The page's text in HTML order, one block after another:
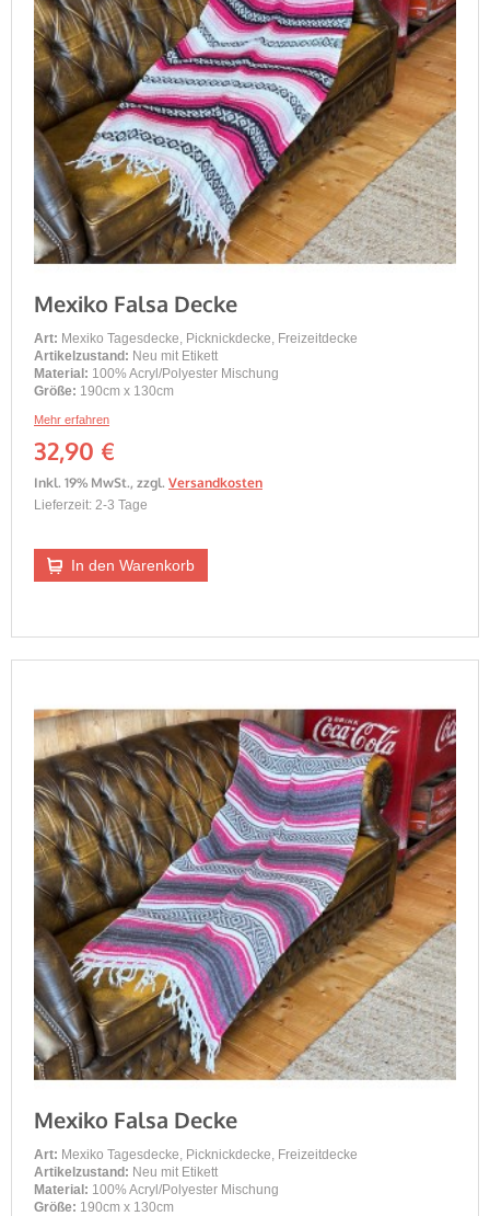
Mexiko Falsa Decke
Art: Mexiko Tagesdecke, Picknickdecke, Freizeitdecke
Artikelzustand: Neu mit Etikett
Material: 100% Acryl/Polyester Mischung
Größe: 190cm x 130cm
Mehr erfahren
32,90 €
Inkl. 19% MwSt., zzgl. Versandkosten
Lieferzeit: 2-3 Tage
In den Warenkorb
Mexiko Falsa Decke
Art: Mexiko Tagesdecke, Picknickdecke, Freizeitdecke
Artikelzustand: Neu mit Etikett
Material: 100% Acryl/Polyester Mischung
Größe: 190cm x 130cm